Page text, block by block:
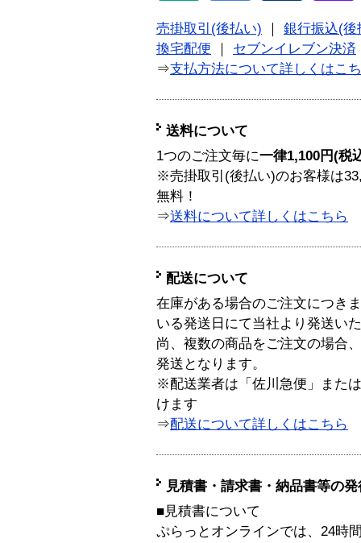
売掛取引(後払い)
銀行振込(後
換宅配便
セブンイレブン決済
⇒支払方法について詳しくはこ
送料について
1つのご注文毎に一律1,100円(税
※売掛取引(後払い)のお客様は
無料！
⇒送料について詳しくはこちら
配送について
在庫がある場合のご注文につき
いる発送日にて当社より発送い
尚、複数の商品をご注文の場合
発送となります。
※配送業者は「佐川急便」また
けます
⇒配送について詳しくはこちら
見積書・請求書・納品書等の
■見積書について
ぷらっとオンラインでは、24時